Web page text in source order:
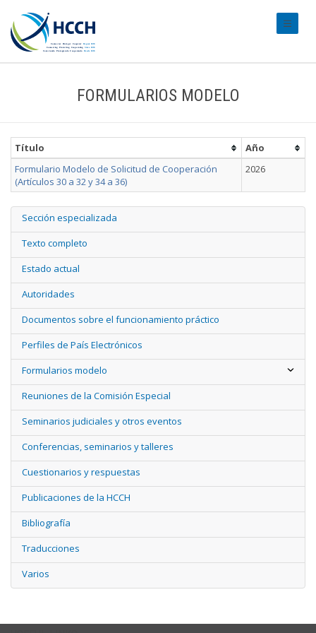
FORMULARIOS MODELO
Título
Año
Formulario Modelo de Solicitud de Cooperación
(Artículos 30 a 32 y 34 a 36)
2026
Sección especializada
Texto completo
Estado actual
Autoridades
Documentos sobre el funcionamiento práctico
Perfiles de País Electrónicos
Formularios modelo
Reuniones de la Comisión Especial
Seminarios judiciales y otros eventos
Conferencias, seminarios y talleres
Cuestionarios y respuestas
Publicaciones de la HCCH
Bibliografía
Traducciones
Varios